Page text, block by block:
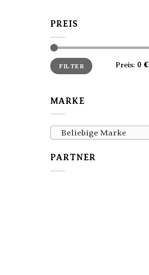
PREIS
Min.
Preis
Max.
PreisFILTER Preis: 0 €
MARKE
Beliebige Marke
PARTNER